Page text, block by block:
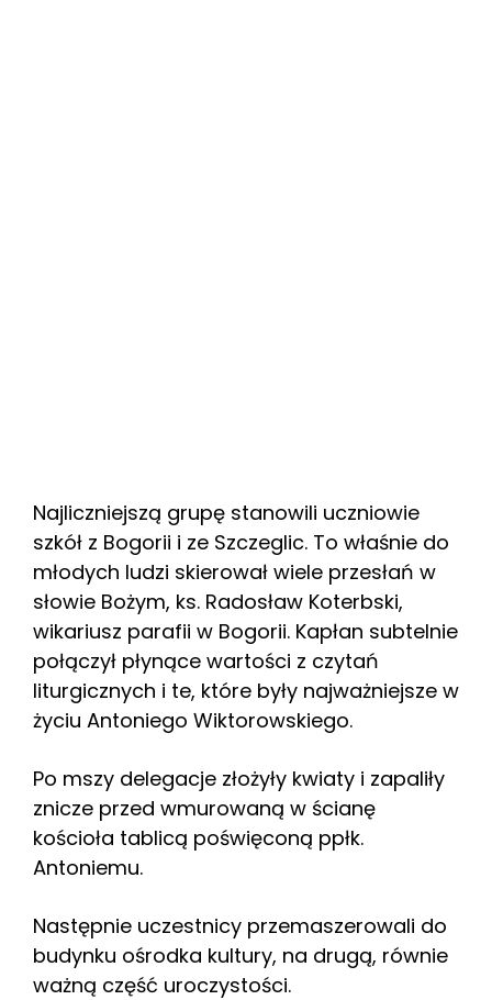
Najliczniejszą grupę stanowili uczniowie
szkół z Bogorii i ze Szczeglic. To właśnie do
młodych ludzi skierował wiele przesłań w
słowie Bożym, ks. Radosław Koterbski,
wikariusz parafii w Bogorii. Kapłan subtelnie
połączył płynące wartości z czytań
liturgicznych i te, które były najważniejsze w
życiu Antoniego Wiktorowskiego.
Po mszy delegacje złożyły kwiaty i zapaliły
znicze przed wmurowaną w ścianę
kościoła tablicą poświęconą ppłk.
Antoniemu.
Następnie uczestnicy przemaszerowali do
budynku ośrodka kultury, na drugą, równie
ważną część uroczystości.